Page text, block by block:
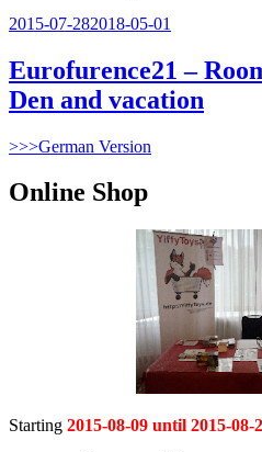
Veröffentlicht
2015-07-282018-05-01
Eurofurence21 –
Den and vacation
>>>German Version
Online Shop
Starting 2015-08-09 until 2015-08-